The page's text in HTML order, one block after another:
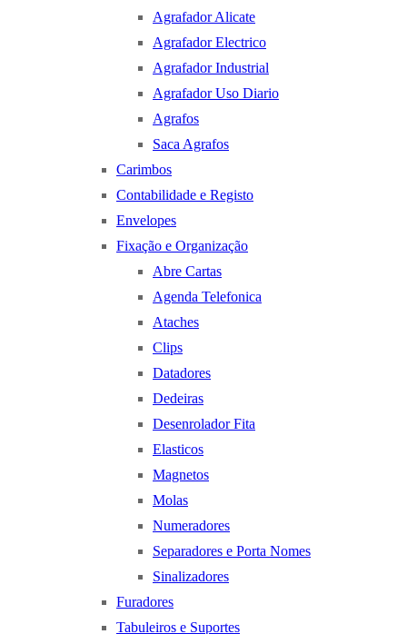
Agrafador Alicate
Agrafador Electrico
Agrafador Industrial
Agrafador Uso Diario
Agrafos
Saca Agrafos
Carimbos
Contabilidade e Registo
Envelopes
Fixação e Organização
Abre Cartas
Agenda Telefonica
Ataches
Clips
Datadores
Dedeiras
Desenrolador Fita
Elasticos
Magnetos
Molas
Numeradores
Separadores e Porta Nomes
Sinalizadores
Furadores
Tabuleiros e Suportes